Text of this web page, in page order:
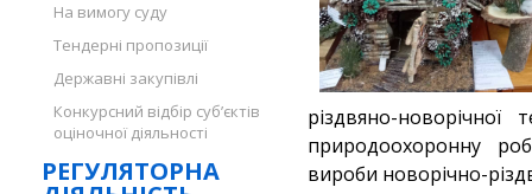
На вимогу суду
Тендерні пропозиції
Державні закупівлі
Конкурсний відбір суб’єктів
оціночної діяльності
РЕГУЛЯТОРНА
різдвяно-
природоохоронну
вироби новорічно-